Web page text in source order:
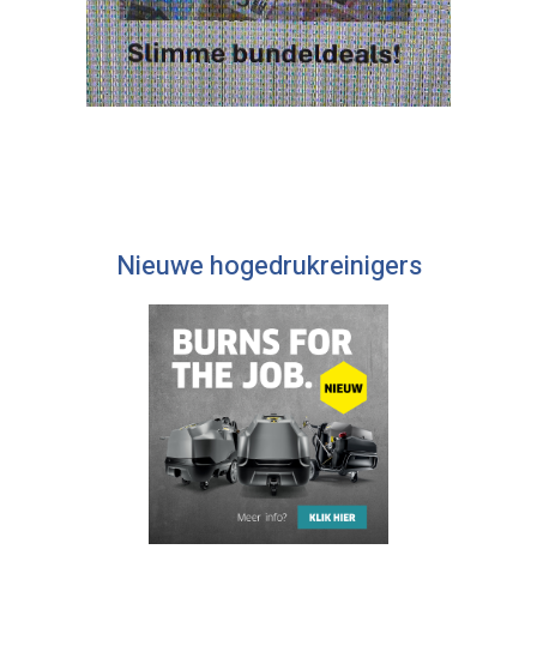
Nieuwe hogedrukreinigers